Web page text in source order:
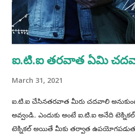
eligible for non- hazardous trades
or before 02 May 2008 are eligible
Procedure for Applying...
ఐ.టి.ఐ తరవాత ఏమి
March 31, 2021
ఐ.టి.ఐ చేసినతరవాత మీరు చదవాలి
అవ్వండి.. ఎందుకు అంటే ఐ.టి.ఐ అనేది
టెక్నికల్ అయితే మీకు తర్వాత